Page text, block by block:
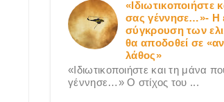
«Ιδιωτικοποιήστε
σας γέννησε…»- Η
σύγκρουση των
θα αποδοθεί σε
λάθος»
«Ιδιωτικοποιήστε και τη μάνα
γέννησε…» Ο στίχος του ...